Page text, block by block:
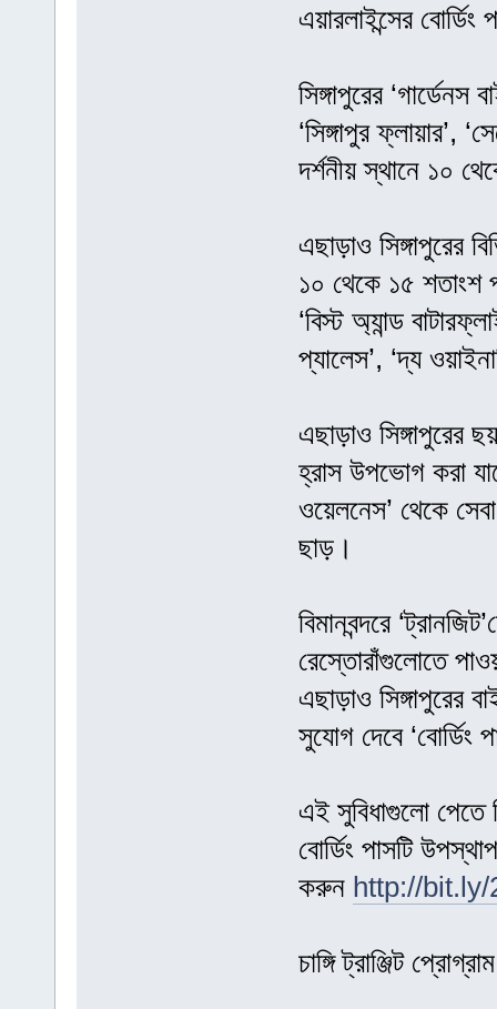
এয়ারলাইন্সের বোর্ডিং
সিঙ্গাপুরের ‘গার্ডেনস
‘সিঙ্গাপুর ফ্লায়ার’,
দর্শনীয় স্থানে ১০
এছাড়াও সিঙ্গাপুরের
১০ থেকে ১৫ শতাংশ
‘বিস্ট অ্যান্ড
প্যালেস’, ‘দ্য
এছাড়াও সিঙ্গাপুরের
হ্রাস উপভোগ করা
ওয়েলনেস’ থেকে
ছাড়।
বিমানবন্দরে
রেস্তোরাঁগুলোতে
এছাড়াও সিঙ্গাপুরের
সুযোগ দেবে ‘বোর্ডিং
এই সুবিধাগুলো পেতে
বোর্ডিং পাসটি
করুন http://
চাঙ্গি ট্রাঞ্জিট প্রোগ্রাম